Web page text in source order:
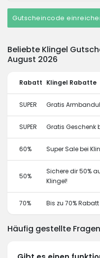
Gutscheincode
Beliebte Klingel
August 2026
Rabatt Klingel Rabatte
SUPER Gratis
SUPER Gratis Geschenk
60% Super Sale bei
50%
Sichere dir 50%
Klingel!
70% Bis zu 70%
Häufig gestellte